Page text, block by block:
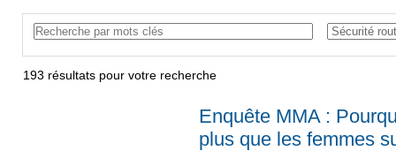
193 résultats pour votre recherche
Enquête MMA :
plus que les femmes